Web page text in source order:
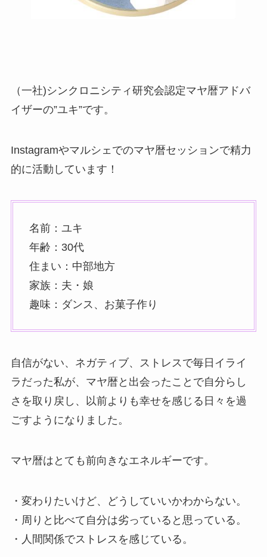
（一社)シンクロニシティ研究会認定マヤ暦アドバ
イザーの”ユキ”です。
Instagramやマルシェでのマヤ暦セッションで精力
的に活動しています！
名前：ユキ
年齢：30代
住まい：中部地方
家族：夫・娘
趣味：ダンス、お菓子作り
自信がない、ネガティブ、ストレスで毎日イライ
ラだった私が、マヤ暦と出会ったことで自分らし
さを取り戻し、以前よりも幸せを感じる日々を過
ごすようになりました。
マヤ暦はとても前向きなエネルギーです。
・変わりたいけど、どうしていいかわからない。
・周りと比べて自分は劣っていると思っている。
・人間関係でストレスを感じている。